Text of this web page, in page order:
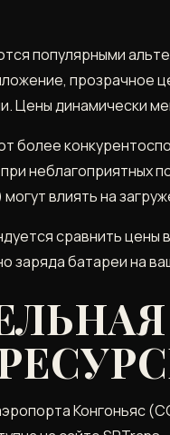
популярными
Цены динамически
более
неблагоприятных
влиять на
сравнить цены
заряда батареи на
Конгоньяс